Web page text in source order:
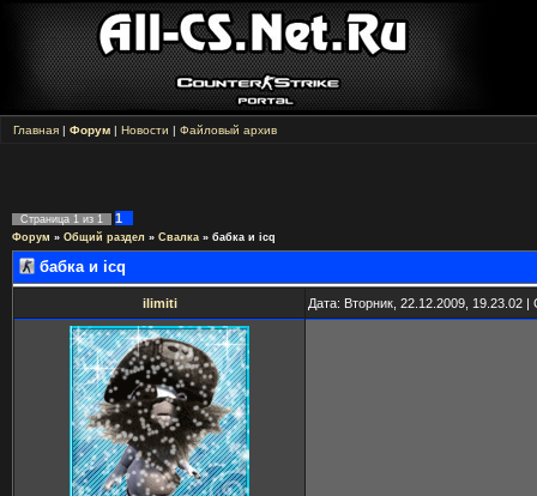
Главная | Форум | Новости | Файловый архив
Страница 1 из 1 1
Форум » Общий раздел » Свалка » бабка и icq
бабка и icq
ilimiti Дата: Вторник, 22.12.2009, 19.23.02